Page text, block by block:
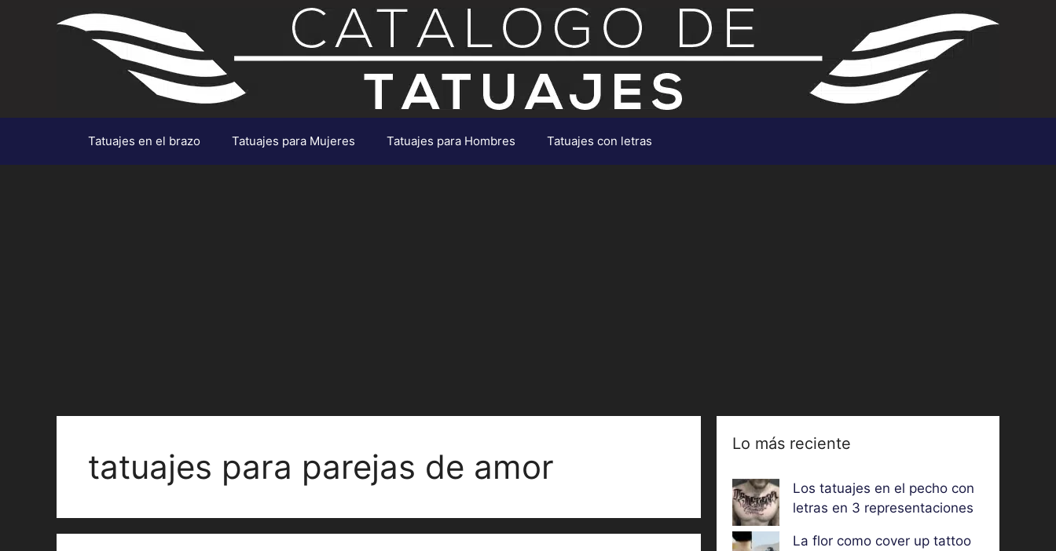
Tatuajes en el brazo Tatuajes para Mujeres Tatuajes para Hombres Tatuajes con letras
tatuajes para parejas de amor
Lo más reciente
Los tatuajes en el pecho con
letras en 3 representaciones
La flor como cover up tattoo